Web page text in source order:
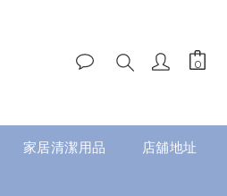
家居清潔用品 店舖地址